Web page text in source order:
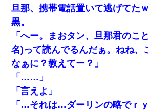
22歳の頃、父に36歳の男性とお見合いをし
の親会社の経営者の息子さんだったので、
送ったんだが→
9月に付き合い始めたけどこの、この人と
別れた。その元彼が交通事故で重体にな
嫁が弁護士を連れてきて「悪いと思うなら
ろ」→ 俺「完全に恐喝になってますね」「
て知ってる？」
旦那、携帯電話置いて逃げてた
黒。
「へー。まおタン、旦那君のこ
名)って読んでるんだぁ。ねね、
なぁに？教えてー？」
「……」
「言えよ」
「…それは…ダーリンの略でｒ